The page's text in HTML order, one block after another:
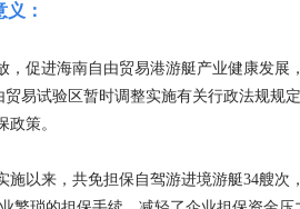
：
进海南自由贸易港游艇产业健康发展，
易试验区暂时调整实施有关行政法规规
策。
以来，共免担保自驾游进境游艇34艘次